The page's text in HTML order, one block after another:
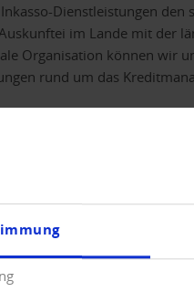
Dienstleistungen den
im Lande mit der
Organisation können wir
rund um das
ermöglichen wir es unseren
bulgarischen
International
aus insgesamt 25
Zuverlässigkeit
€ für unsere Kunden ab."
Creditreform Bulgaria